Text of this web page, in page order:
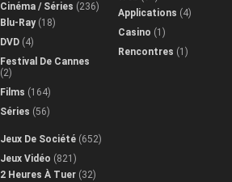
Cinéma / Séries (236)
Blu-Ray(18)
DVD (4)
Festival De Cannes
(2)
Films (164)
Séries (56)
Jeux De Société (652)
Jeux Vidéo (821)
2 Heures À Tuer (32)
Applications (4)
Casino (1)
Rencontres (1)